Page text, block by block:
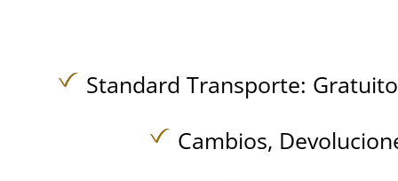
Standard Transporte:
Cambios,